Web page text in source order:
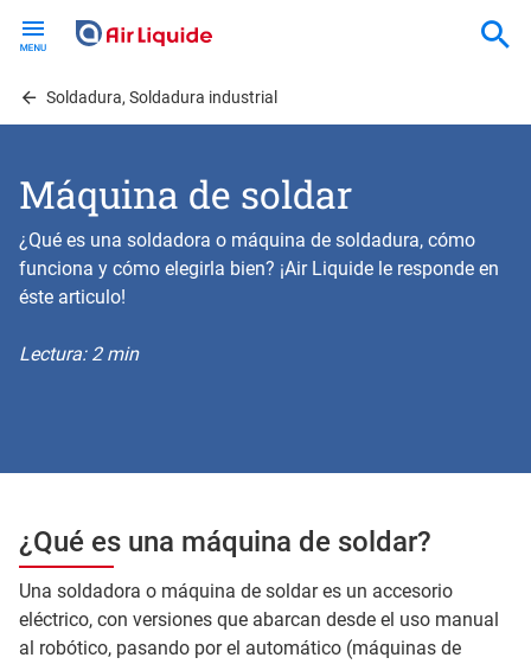
contentSoldadura, Soldadura industrial
Máquina de soldar
¿Qué es una soldadora o máquina de soldadura, cómo
funciona y cómo elegirla bien? ¡Air Liquide le responde en
éste articulo!
Lectura: 2 min
¿Qué es una máquina de soldar?
Una soldadora o máquina de soldar es un accesorio
eléctrico, con versiones que abarcan desde el uso manual
al robótico, pasando por el automático (máquinas de